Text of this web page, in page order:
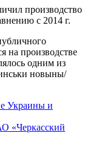
производство
с 2014 г.
на производстве
одним из
новыны/
Украины и
«Черкасский